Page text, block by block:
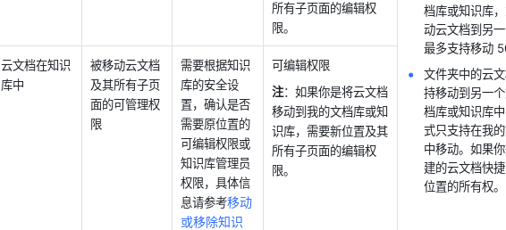
档库或知识库
动云文档到另
最多支持移动
文件夹中的云
持移动到另一
档库或知识库
式只支持在我
中移动。如果
建的云文档快
位置的所有权。
所有子页面的编辑权
限。
云文档在知识
库中
被移动云文档
及其所有子页
面的可管理权
限
需要根据知识
库的安全设
置，确认是否
需要原位置的
可编辑权限或
知识库管理员
权限，具体信
息请参考移动
或移除知识
可编辑权限
注：如果你是将云文档
移动到我的文档库或知
识库，需要新位置及其
所有子页面的编辑权
限。